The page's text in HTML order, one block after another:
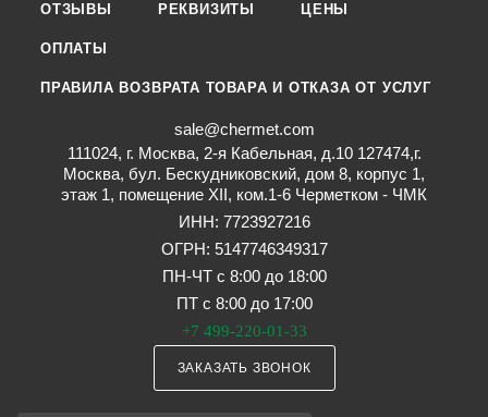
ОТЗЫВЫ РЕКВИЗИТЫ ЦЕНЫ
ОПЛАТЫ
ПРАВИЛА ВОЗВРАТА ТОВАРА И ОТКАЗА ОТ УСЛУГ
sale@chermet.com
111024, г. Москва, 2-я Кабельная, д.10 127474,г.
Москва, бул. Бескудниковский, дом 8, корпус 1,
этаж 1, помещение XII, ком.1-6 Черметком - ЧМК
ИНН: 7723927216
ОГРН: 5147746349317
ПН-ЧТ с 8:00 до 18:00
ПТ с 8:00 до 17:00
+7 499-220-01-33
ЗАКАЗАТЬ ЗВОНОК